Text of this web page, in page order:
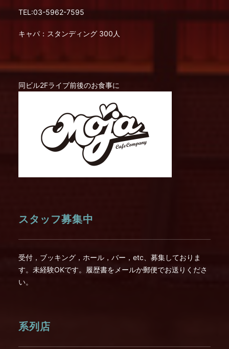
TEL:03-5962-7595
キャパ：スタンディング 300人
同ビル2Fライブ前後のお食事に
スタッフ募集中
受付，ブッキング，ホール，バー，etc、募集しておりま
す。未経験OKです。履歴書をメールか郵便でお送りくださ
い。
系列店